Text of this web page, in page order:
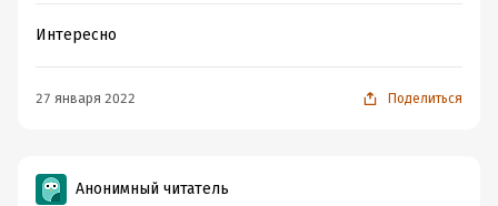
Интересно
27 января 2022 Поделиться
Анонимный читатель